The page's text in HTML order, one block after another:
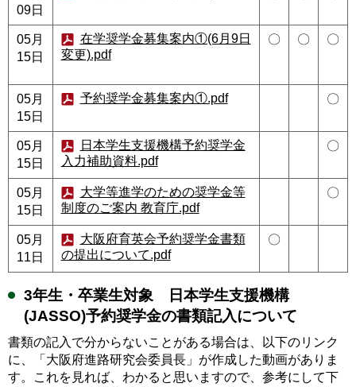
09日
05月
15日
在学奨学金募集案内①(6月9日
変更).pdf
〇 〇 〇
05月
15日
予約奨学金募集案内①.pdf 〇
05月
15日
日本学生支援機構予約奨学金
入力補助資料.pdf
〇
05月
15日
大学等進学のための奨学金等
制度のご案内 教育庁.pdf
〇
05月
11日
大阪府育英会予約奨学金書類
の提出について.pdf
〇
3年生・卒業生対象 日本学生支援機構
(JASSO)予約奨学金の書類記入について
書類の記入で分からないことがある場合は、以下のリンク
に、「大阪府進路研究会委員長」が作成した動画がありま
す。これを見れば、わかると思いますので、参考にして下